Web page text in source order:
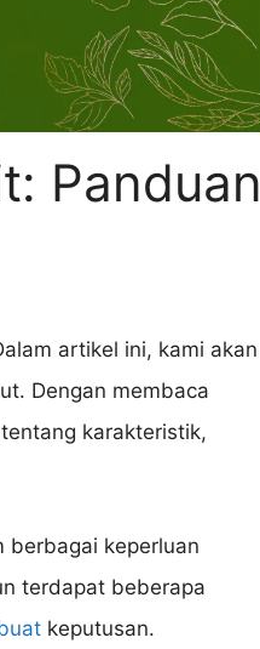
Panduan
artikel ini, kami akan
Dengan membaca
karakteristik,
berbagai keperluan
terdapat beberapa
keputusan.